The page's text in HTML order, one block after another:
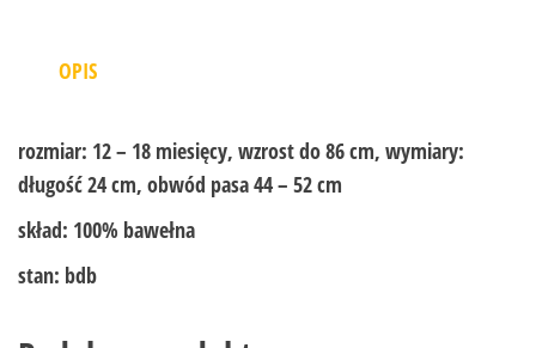
OPIS
rozmiar: 12 – 18 miesięcy, wzrost do 86 cm, wymiary:
długość 24 cm, obwód pasa 44 – 52 cm
skład: 100% bawełna
stan: bdb